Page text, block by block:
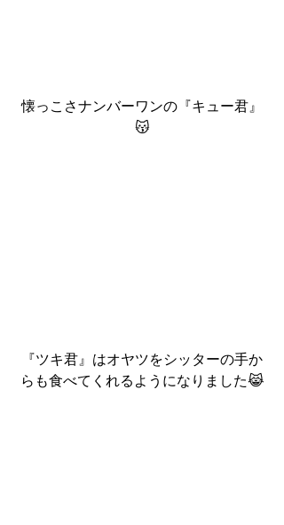
懐っこさナンバーワンの『キュー君』
😽
『ツキ君』はオヤツをシッターの手か
らも食べてくれるようになりました😹